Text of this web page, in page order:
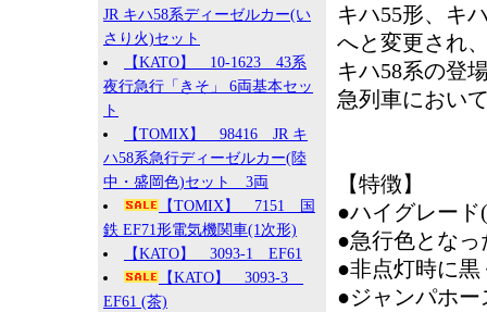
JR キハ58系ディーゼルカー(い
さり火)セット
【KATO】 10-1623 43系
夜行急行「きそ」 6両基本セッ
ト
【TOMIX】 98416 JR キ
ハ58系急行ディーゼルカー(陸
中・盛岡色)セット 3両
【TOMIX】 7151 国
鉄 EF71形電気機関車(1次形)
【KATO】 3093-1 EF61
【KATO】 3093-3
EF61 (茶)
キハ55形、キ
へと変更され
キハ58系の登
急列車におい
【特徴】
●ハイグレード
●急行色となっ
●非点灯時に
●ジャンパホ